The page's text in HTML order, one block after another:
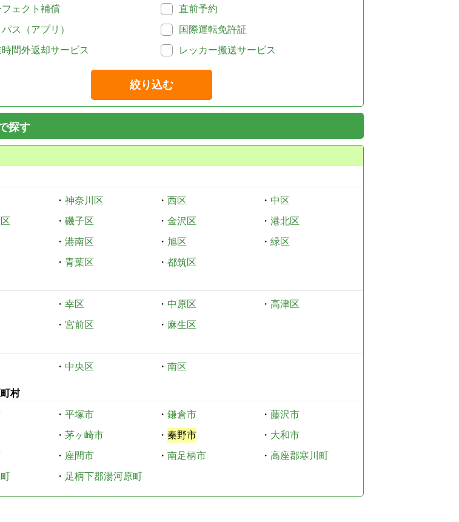
ェクト補償
直前予約
ス（アプリ）
国際運転免許証
間外返却サービス
レッカー搬送サービス
絞り込む
探す
・ 神奈川区 ・ 西区 ・ 中区
・ 磯子区 ・ 金沢区 ・ 港北区
・ 港南区 ・ 旭区 ・ 緑区
・ 青葉区 ・ 都筑区
・ 幸区 ・ 中原区 ・ 高津区
・ 宮前区 ・ 麻生区
・ 中央区 ・ 南区
村
・ 平塚市 ・ 鎌倉市 ・ 藤沢市
・ 茅ヶ崎市 ・ 秦野市 ・ 大和市
・ 座間市 ・ 南足柄市 ・ 高座郡寒川町
・ 足柄下郡湯河原町